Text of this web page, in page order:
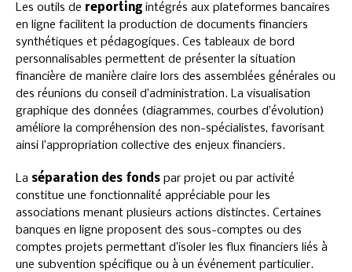
Les outils de reporting intégrés aux plateformes bancaires
en ligne facilitent la production de documents financiers
synthétiques et pédagogiques. Ces tableaux de bord
personnalisables permettent de présenter la situation
financière de manière claire lors des assemblées générales ou
des réunions du conseil d’administration. La visualisation
graphique des données (diagrammes, courbes d’évolution)
améliore la compréhension des non-spécialistes, favorisant
ainsi l’appropriation collective des enjeux financiers.
La séparation des fonds par projet ou par activité
constitue une fonctionnalité appréciable pour les
associations menant plusieurs actions distinctes. Certaines
banques en ligne proposent des sous-comptes ou des
comptes projets permettant d’isoler les flux financiers liés à
une subvention spécifique ou à un événement particulier.